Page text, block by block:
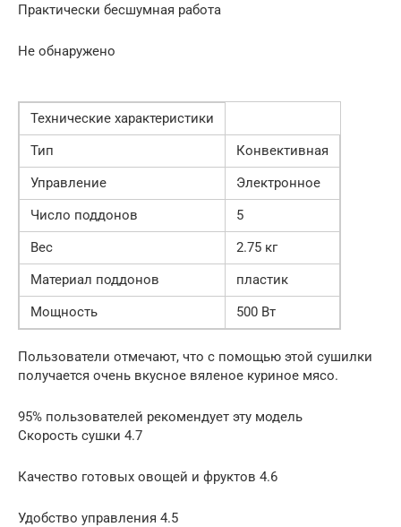
Практически бесшумная работа
Не обнаружено
Технические характеристики
Тип
Конвективная
Управление
Электронное
Число поддонов
5
Вес
2.75 кг
Материал поддонов
пластик
Мощность
500 Вт
Пользователи отмечают, что с помощью этой сушилки
получается очень вкусное вяленое куриное мясо.
95% пользователей рекомендует эту модель
Скорость сушки 4.7
Качество готовых овощей и фруктов 4.6
Удобство управления 4.5